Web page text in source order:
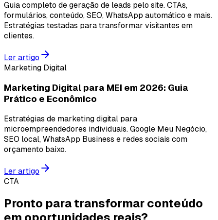
Guia completo de geração de leads pelo site. CTAs,
formulários, conteúdo, SEO, WhatsApp automático e mais.
Estratégias testadas para transformar visitantes em
clientes.
Ler artigo
Marketing Digital
Marketing Digital para MEI em 2026: Guia
Prático e Econômico
Estratégias de marketing digital para
microempreendedores individuais. Google Meu Negócio,
SEO local, WhatsApp Business e redes sociais com
orçamento baixo.
Ler artigo
CTA
Pronto para transformar conteúdo
em oportunidades reais?